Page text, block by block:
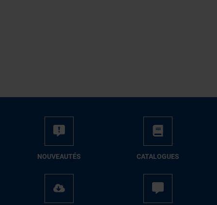
NOUVEAUTÉS CATALOGUES